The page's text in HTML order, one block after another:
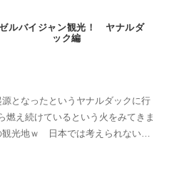
ルバイジャン観光！ ヤナルダ
ック編
となったというヤナルダックに行
燃え続けているという火をみてきま
光地ｗ 日本では考えられない自